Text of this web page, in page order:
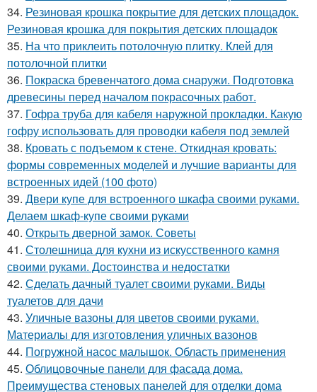
34. Резиновая крошка покрытие для детских площадок.
Резиновая крошка для покрытия детских площадок
35. На что приклеить потолочную плитку. Клей для
потолочной плитки
36. Покраска бревенчатого дома снаружи. Подготовка
древесины перед началом покрасочных работ.
37. Гофра труба для кабеля наружной прокладки. Какую
гофру использовать для проводки кабеля под землей
38. Кровать с подъемом к стене. Откидная кровать:
формы современных моделей и лучшие варианты для
встроенных идей (100 фото)
39. Двери купе для встроенного шкафа своими руками.
Делаем шкаф-купе своими руками
40. Открыть дверной замок. Советы
41. Столешница для кухни из искусственного камня
своими руками. Достоинства и недостатки
42. Сделать дачный туалет своими руками. Виды
туалетов для дачи
43. Уличные вазоны для цветов своими руками.
Материалы для изготовления уличных вазонов
44. Погружной насос малышок. Область применения
45. Облицовочные панели для фасада дома.
Преимущества стеновых панелей для отделки дома